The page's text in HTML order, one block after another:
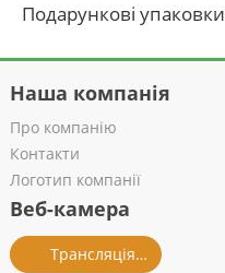
Подарункові упаковки
Наша компанія
Про компанію
Контакти
Логотип компанії
Веб-камера
Трансляція із салону